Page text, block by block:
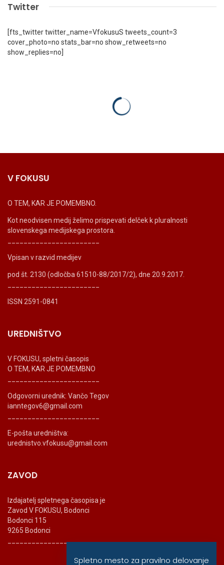
Twitter
[fts_twitter twitter_name=VfokusuS tweets_count=3
cover_photo=no stats_bar=no show_retweets=no
show_replies=no]
V FOKUSU
O TEM, KAR JE POMEMBNO.
Kot neodvisen medij želimo prispevati delček k pluralnosti
slovenskega medijskega prostora.
Vpisan v razvid medijev
pod št. 2130 (odločba 61510-88/2017/2), dne 20.9.2017.
ISSN 2591-0841
UREDNIŠTVO
V FOKUSU, spletni časopis
O TEM, KAR JE POMEMBNO
Odgovorni urednik: Vančo Tegov
ianntegov6@gmail.com
E-pošta uredništva:
urednistvo.vfokusu@gmail.com
ZAVOD
Izdajatelj spletnega časopisa je
Zavod V FOKUSU, Bodonci
Bodonci 115
9265 Bodonci
_______________________
Spletno mesto za pravilno delovanje